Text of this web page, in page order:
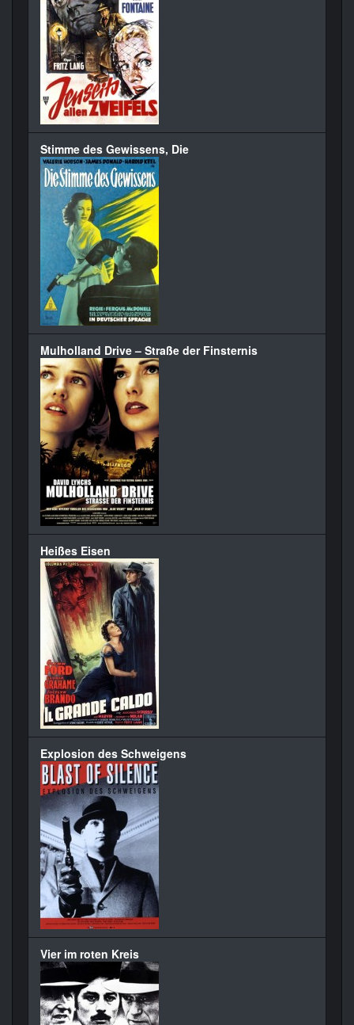
Stimme des Gewissens, Die
Mulholland Drive – Straße der Finsternis
Heißes Eisen
Explosion des Schweigens
Vier im roten Kreis